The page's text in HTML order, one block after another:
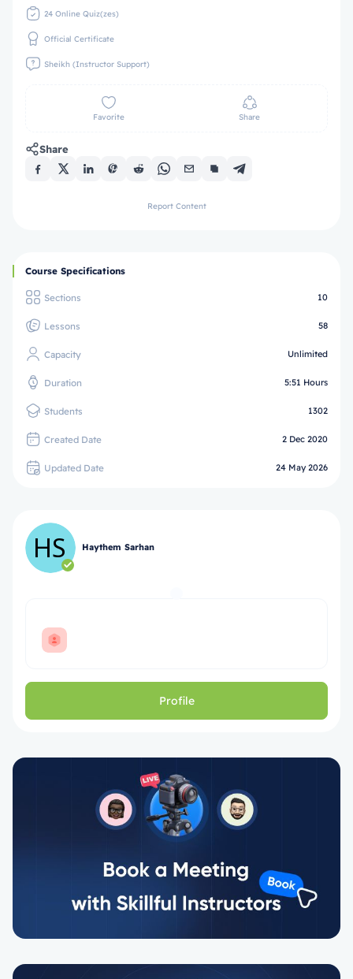
24 Online Quiz(zes)
Official Certificate
Sheikh (Instructor Support)
Favorite Share
Share
Report Content
Course Specifications
Sections 10
Lessons 58
Capacity Unlimited
Duration 5:51 Hours
Students 1302
Created Date 2 Dec 2020
Updated Date 24 May 2026
Haythem Sarhan
Profile